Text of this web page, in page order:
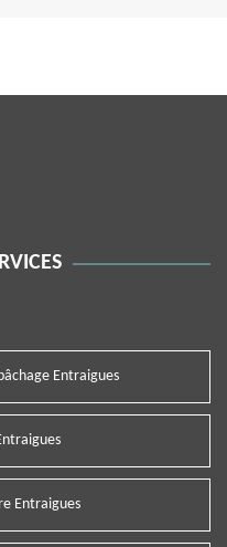
Entraigues
Entraigues